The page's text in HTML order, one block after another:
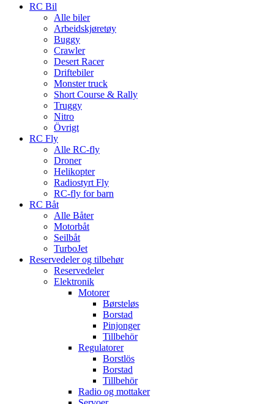
RC Bil
Alle biler
Arbeidskjøretøy
Buggy
Crawler
Desert Racer
Driftebiler
Monster truck
Short Course & Rally
Truggy
Nitro
Övrigt
RC Fly
Alle RC-fly
Droner
Helikopter
Radiostyrt Fly
RC-fly for barn
RC Båt
Alle Båter
Motorbåt
Seilbåt
TurboJet
Reservedeler og tilbehør
Reservedeler
Elektronik
Motorer
Børsteløs
Borstad
Pinjonger
Tillbehör
Regulatorer
Borstlös
Borstad
Tillbehör
Radio og mottaker